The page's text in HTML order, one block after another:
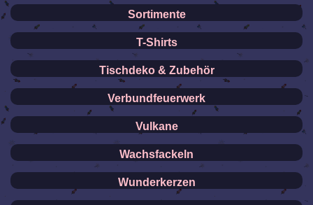
Sortimente
T-Shirts
Tischdeko & Zubehör
Verbundfeuerwerk
Vulkane
Wachsfackeln
Wunderkerzen